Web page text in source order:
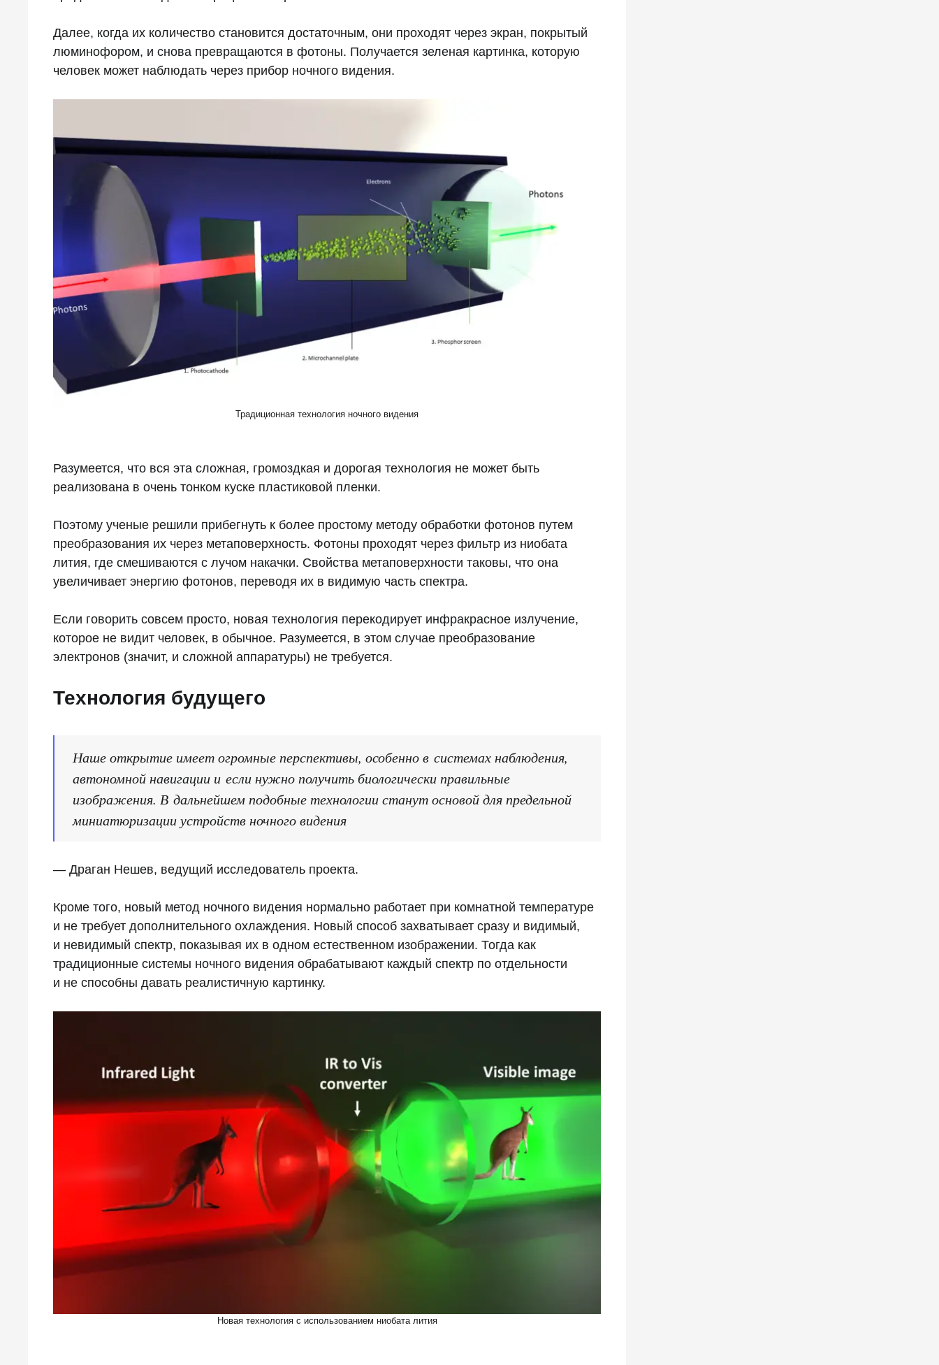
Далее, когда их количество становится достаточным, они проходят через экран, покрытый
люминофором, и снова превращаются в фотоны. Получается зеленая картинка, которую
человек может наблюдать через прибор ночного видения.
Традиционная технология ночного видения
Разумеется, что вся эта сложная, громоздкая и дорогая технология не может быть
реализована в очень тонком куске пластиковой пленки.
Поэтому ученые решили прибегнуть к более простому методу обработки фотонов путем
преобразования их через метаповерхность. Фотоны проходят через фильтр из ниобата
лития, где смешиваются с лучом накачки. Свойства метаповерхности таковы, что она
увеличивает энергию фотонов, переводя их в видимую часть спектра.
Если говорить совсем просто, новая технология перекодирует инфракрасное излучение,
которое не видит человек, в обычное. Разумеется, в этом случае преобразование
электронов (значит, и сложной аппаратуры) не требуется.
Технология будущего
Наше открытие имеет огромные перспективы, особенно в системах наблюдения,
автономной навигации и если нужно получить биологически правильные
изображения. В дальнейшем подобные технологии станут основой для предельной
миниатюризации устройств ночного видения
— Драган Нешев, ведущий исследователь проекта.
Кроме того, новый метод ночного видения нормально работает при комнатной температуре
и не требует дополнительного охлаждения. Новый способ захватывает сразу и видимый,
и невидимый спектр, показывая их в одном естественном изображении. Тогда как
традиционные системы ночного видения обрабатывают каждый спектр по отдельности
и не способны давать реалистичную картинку.
Новая технология с использованием ниобата лития